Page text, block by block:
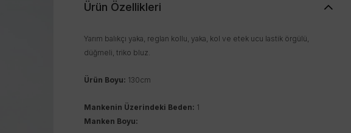
Ürün Özellikleri
Yarım balıkçı yaka, reglan kollu, yaka, kol ve etek ucu lastik örgülü,
düğmeli, triko bluz.
Ürün Boyu: 130cm
Mankenin Üzerindeki Beden: 1
Manken Boyu: